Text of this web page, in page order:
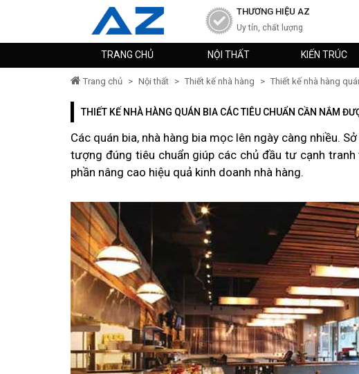
THƯƠNG HIỆU AZ
Uy tín, chất lượng
TRANG CHỦ NỘI THẤT KIẾN TRÚC
Trang chủ > Nội thất > Thiết kế nhà hàng > Thiết kế nhà hàng
THIẾT KẾ NHÀ HÀNG QUÁN BIA CÁC TIÊU CHUẨN CẦN NẮM
Các quán bia, nhà hàng bia mọc lên ngày càng nhiều.
tượng đúng tiêu chuẩn giúp các chủ đầu tư cạnh
phần nâng cao hiệu quả kinh doanh nhà hàng.